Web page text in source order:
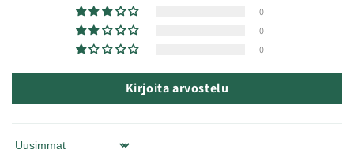
0
0
0
Kirjoita arvostelu
Sort by